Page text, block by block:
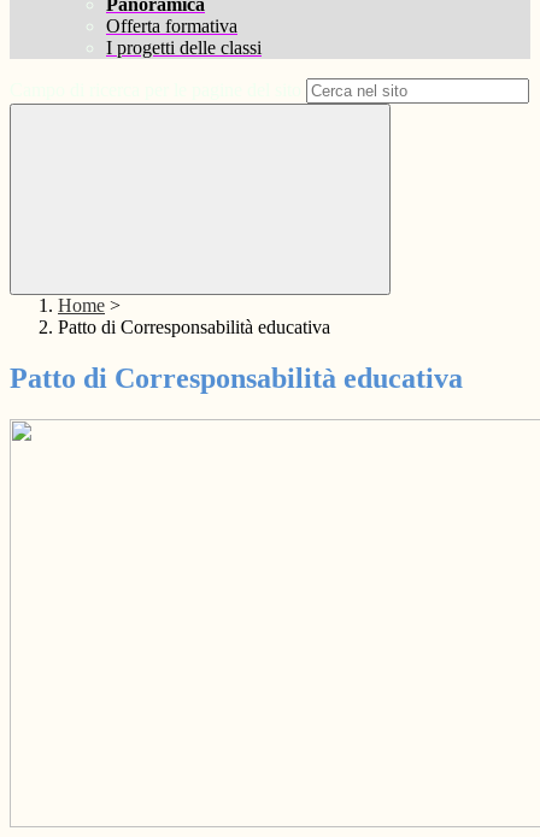
Panoramica
Offerta formativa
I progetti delle classi
Home >
Patto di Corresponsabilità educativa
Patto di Corresponsabilità educativa